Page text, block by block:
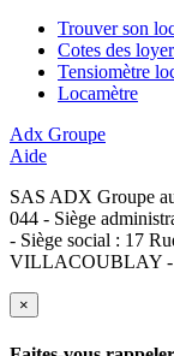
Trouver son
Cotes des
Tensiomètre
Locamètre
Adx Groupe
Aide
SAS ADX Groupe
044 - Siège
- Siège social : 17
VILLACOUBLAY -
×